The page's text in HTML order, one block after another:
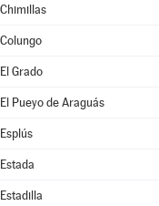
Chimillas
Colungo
El Grado
El Pueyo de Araguás
Esplús
Estada
Estadilla